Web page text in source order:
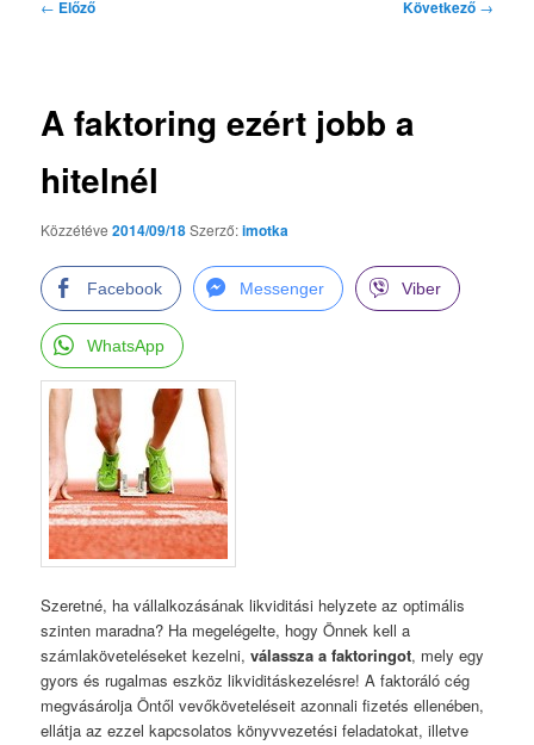
← Előző Következő →
A faktoring ezért jobb a
hitelnél
Közzétéve2014/09/18Szerző:imotka
Facebook Messenger Viber
WhatsApp
Szeretné, ha vállalkozásának likviditási helyzete az optimális
szinten maradna? Ha megelégelte, hogy Önnek kell a
számlaköveteléseket kezelni,válassza a faktoringot, mely egy
gyors és rugalmas eszköz likviditáskezelésre! A faktoráló cég
megvásárolja Öntől vevőköveteléseit azonnali fizetés ellenében,
ellátja az ezzel kapcsolatos könyvvezetési feladatokat, illetve